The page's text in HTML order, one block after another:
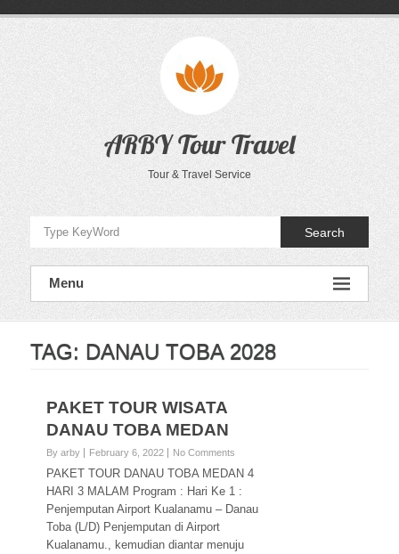
ARBY Tour Travel
Tour & Travel Service
Search
Menu
TAG: DANAU TOBA 2028
PAKET TOUR WISATA
DANAU TOBA MEDAN
By arby February 6, 2022 No Comments
PAKET TOUR DANAU TOBA MEDAN 4
HARI 3 MALAM Program : Hari Ke 1 :
Penjemputan Airport Kualanamu – Danau
Toba (L/D) Penjemputan di Airport
Kualanamu., kemudian diantar menuju